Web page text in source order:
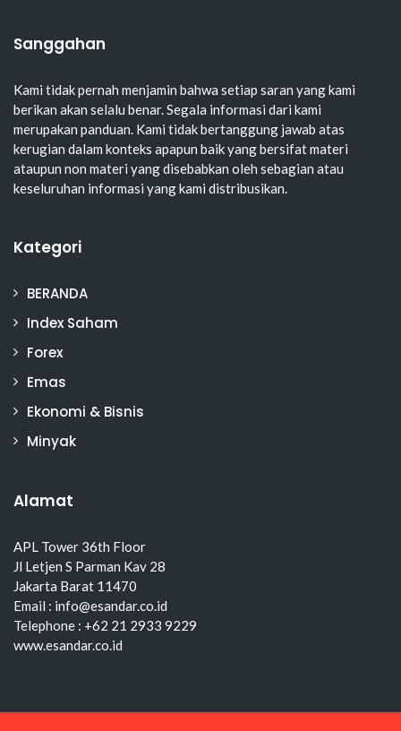
Sanggahan
Kami tidak pernah menjamin bahwa setiap saran yang kami
berikan akan selalu benar. Segala informasi dari kami
merupakan panduan. Kami tidak bertanggung jawab atas
kerugian dalam konteks apapun baik yang bersifat materi
ataupun non materi yang disebabkan oleh sebagian atau
keseluruhan informasi yang kami distribusikan.
Kategori
BERANDA
Index Saham
Forex
Emas
Ekonomi & Bisnis
Minyak
Alamat
APL Tower 36th Floor
Jl Letjen S Parman Kav 28
Jakarta Barat 11470
Email : info@esandar.co.id
Telephone : +62 21 2933 9229
www.esandar.co.id